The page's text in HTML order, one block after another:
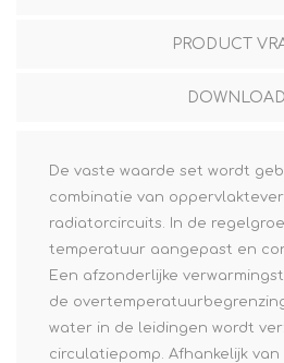
PRODUCT
De vaste waarde set wordt
combinatie van
radiatorcircuits. In de
temperatuur aangepast en
Een afzonderlijke
de
water in de leidingen wordt
circulatiepomp. Afhankelijk